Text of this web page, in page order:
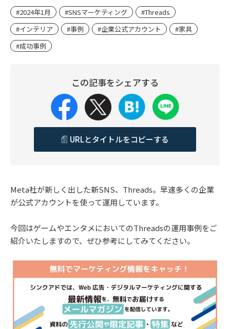
#2024年1月 #SNSマーケティング
#Threads
#インテリア
#事例 #企業公式アカウント
#家具
#成功事例
この記事をシェアする
URLとタイトルをコピーする
Meta社が新しく出した新SNS、Threads。早速多くの企業
が公式アカウントを使って運用しています。
今回はゲームやエンタメにおいてのThreadsの運用事例をご
紹介いたしますので、ぜひ参考にしてみてください。